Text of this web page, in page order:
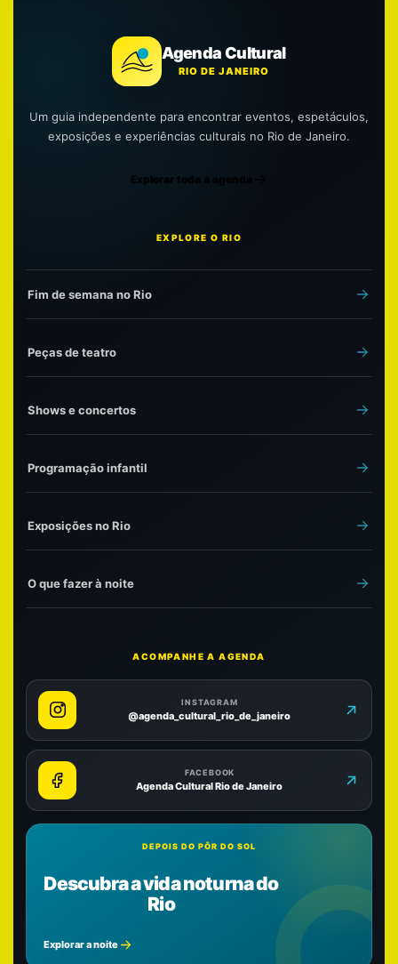
Agenda Cultural
RIO DE JANEIRO
Um guia independente para encontrar eventos, espetáculos,
exposições e experiências culturais no Rio de Janeiro.
Explorar toda a agenda
EXPLORE O RIO
Fim de semana no Rio
Peças de teatro
Shows e concertos
Programação infantil
Exposições no Rio
O que fazer à noite
ACOMPANHE A AGENDA
INSTAGRAM
@agenda_cultural_rio_de_janeiro
FACEBOOK
Agenda Cultural Rio de Janeiro
DEPOIS DO PÔR DO SOL
Descubra a vida noturna do
Rio
Explorar a noite